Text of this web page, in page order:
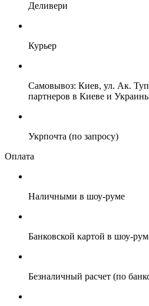
Деливери
Курьер
Самовывоз: Киев, ул. Ак.
партнеров в Киеве и
Укрпочта (по запросу)
Оплата
Наличными в шоу-руме
Банковской картой в шоу-
Безналичный расчет (по